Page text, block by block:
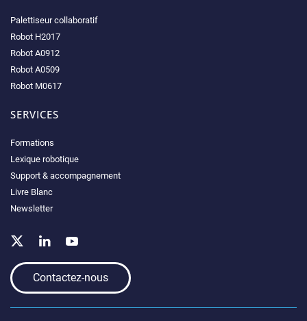
Palettiseur collaboratif
Robot H2017
Robot A0912
Robot A0509
Robot M0617
SERVICES
Formations
Lexique robotique
Support & accompagnement
Livre Blanc
Newsletter
Contactez-nous